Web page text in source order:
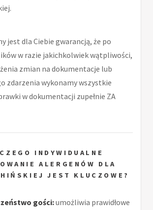
jest dla Ciebie gwarancją, że po
w razie jakichkolwiek wątpliwości,
zmian na dokumentacje lub
zdarzenia wykonamy wszystkie
w dokumentacji zupełnie ZA
INDYWIDUALNE
ALERGENÓW DLA
JEST KLUCZOWE?
gości:umożliwia prawidłowe